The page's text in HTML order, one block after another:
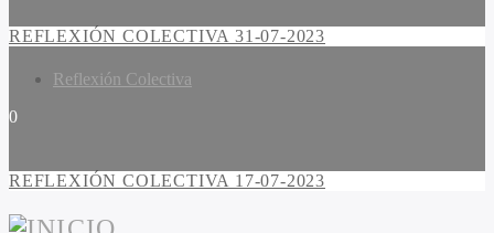
REFLEXIÓN COLECTIVA 31-07-2023
Reflexión Colectiva
0
REFLEXIÓN COLECTIVA 17-07-2023